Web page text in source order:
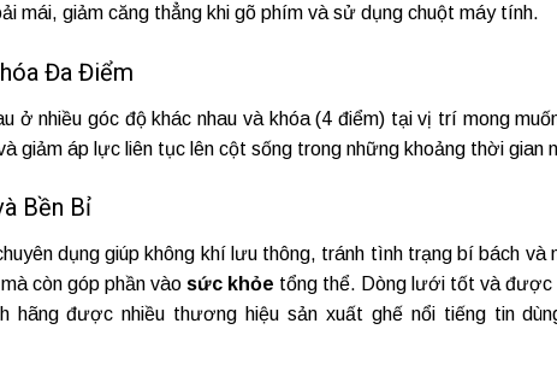
mái, giảm căng thẳng khi gõ phím và sử dụng chuột máy tính.
Đa Điểm
ở nhiều góc độ khác nhau và khóa (4 điểm) tại vị trí mong
giảm áp lực liên tục lên cột sống trong những khoảng thời gian
Bền Bỉ
dụng giúp không khí lưu thông, tránh tình trạng bí bách và
mà còn góp phần vào sức khỏe tổng thể. Dòng lưới tốt và được
hãng được nhiều thương hiệu sản xuất ghế nổi tiếng tin